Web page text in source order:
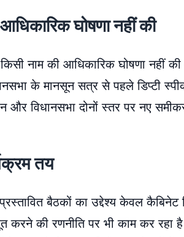
आधिकारिक घोषणा नहीं की
नाम की आधिकारिक घोषणा नहीं
के मानसून सत्र से पहले डिप्टी
और विधानसभा दोनों स्तर पर नए
तय
बैठकों का उद्देश्य केवल
की रणनीति पर भी काम कर रहा